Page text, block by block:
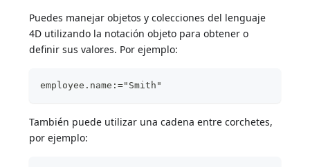
Puedes manejar objetos y colecciones del lenguaje
4D utilizando la notación objeto para obtener o
definir sus valores. Por ejemplo:
employee.name:="Smith"
También puede utilizar una cadena entre corchetes,
por ejemplo: